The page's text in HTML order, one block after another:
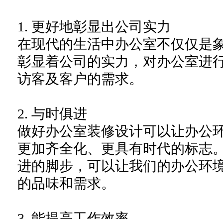
1. 更好地彰显出公司实力
在现代的生活中办公室不仅仅是
彰显着公司的实力，对办公室进
访客及客户的需求。
2. 与时俱进
做好办公室装修设计可以让办公
更加齐全化、更具有时代的标志
进的脚步，可以让我们的办公环
的品味和需求。